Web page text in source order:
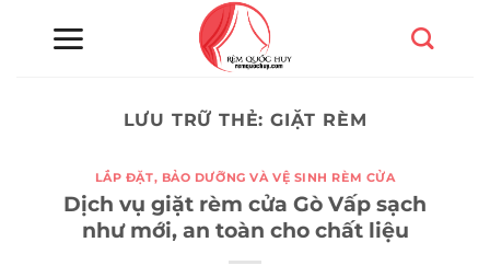
LƯU TRỮ THẺ: GIẶT RÈM
LẮP ĐẶT, BẢO DƯỠNG VÀ VỆ SINH RÈM CỬA
Dịch vụ giặt rèm cửa Gò Vấp sạch
như mới, an toàn cho chất liệu